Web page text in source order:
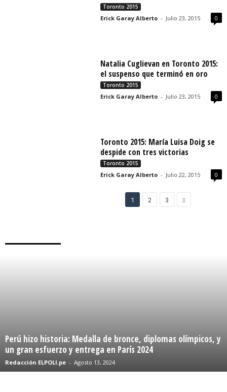
Toronto 2015
Erick Garay Alberto - Julio 23, 2015 0
Natalia Cuglievan en Toronto 2015:
el suspenso que terminó en oro
Toronto 2015
Erick Garay Alberto - Julio 23, 2015 0
Toronto 2015: María Luisa Doig se
despide con tres victorias
Toronto 2015
Erick Garay Alberto - Julio 22, 2015 0
1 2 3
Perú hizo historia: Medalla de bronce, diplomas olímpicos, y
un gran esfuerzo y entrega en París 2024
Redacción ELPOLI.pe - Agosto 13, 2024